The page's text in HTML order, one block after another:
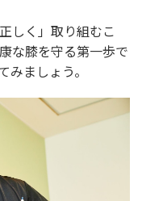
しく」取り組むこ
な膝を守る第一歩で
ましょう。